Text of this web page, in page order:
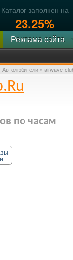
Каталог заполнен на
23.25%
Реклама сайта
Автолюбители » airwave-
по часам